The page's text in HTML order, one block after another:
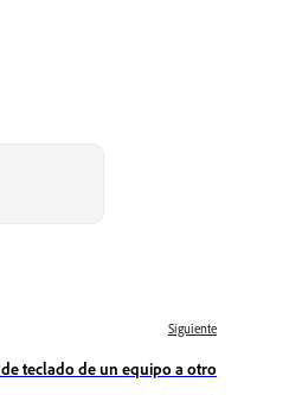
Siguiente
teclado de un equipo a otro